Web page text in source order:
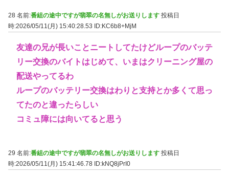
28 名前:番組の途中ですが翡翠の名無しがお送りします 投稿日
時:2026/05/11(月) 15:40:28.53
ID:KC6b8+MjM
友達の兄が長いことニートしてたけどループのバッテ
リー交換のバイトはじめて、いまはクリーニング屋の
配送やってるわ
ループのバッテリー交換はわりと支持とか多くて思っ
てたのと違ったらしい
コミュ障には向いてると思う
29 名前:番組の途中ですが翡翠の名無しがお送りします 投稿日
時:2026/05/11(月) 15:41:46.78 ID:kNQ8jPrI0